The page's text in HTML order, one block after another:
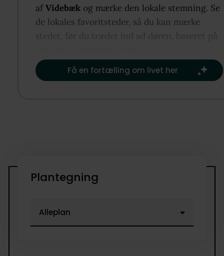
afVidebæk og mærke den lokale stemning. Se
de lokales favoritsteder, så du kan mærke
stedet, før du træder ind ad døren, baseret på
Få en fortælling om livet her
Plantegning